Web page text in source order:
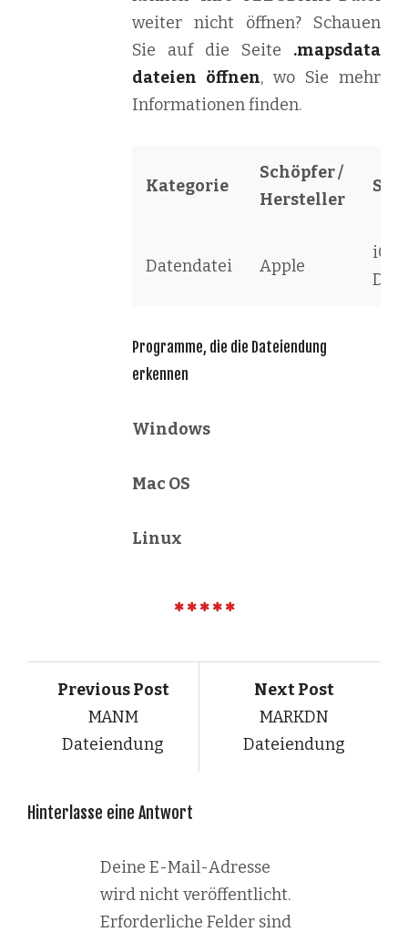
weiter nicht öffnen? Schauen
Sie auf die Seite .mapsdata
dateien öffnen, wo Sie mehr
Informationen finden.
Kategorie
Schöpfer /
Hersteller
Datendatei Apple
iOS
Programme, die die Dateiendung
erkennen
Windows
Mac OS
Linux
Previous Post
MANM
Dateiendung
Next Post
MARKDN
Dateiendung
Hinterlasse eine Antwort
Deine E-Mail-Adresse
wird nicht veröffentlicht.
Erforderliche Felder sind